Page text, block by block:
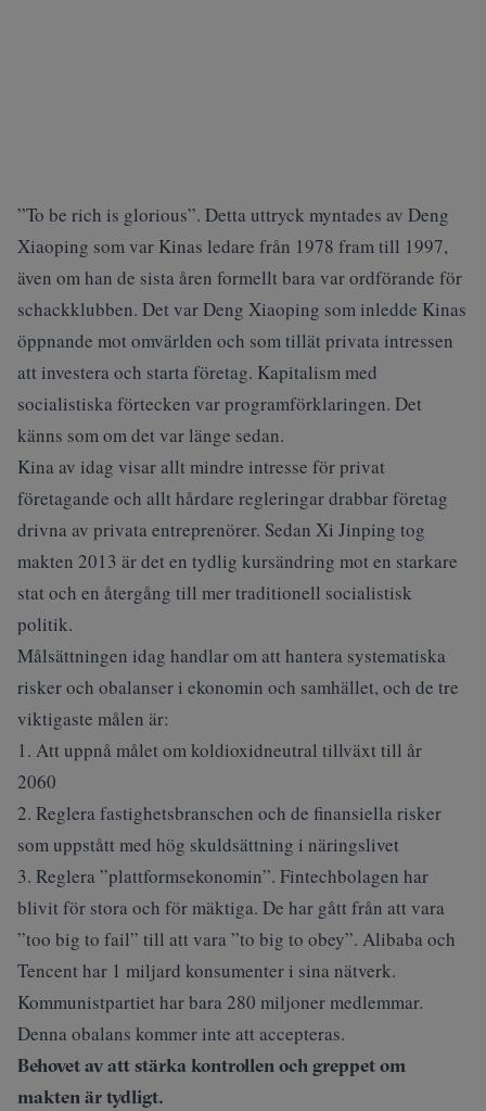
”To be rich is glorious”. Detta uttryck myntades av Deng
Xiaoping som var Kinas ledare från 1978 fram till 1997,
även om han de sista åren formellt bara var ordförande för
schackklubben. Det var Deng Xiaoping som inledde Kinas
öppnande mot omvärlden och som tillät privata intressen
att investera och starta företag. Kapitalism med
socialistiska förtecken var programförklaringen. Det
känns som om det var länge sedan.
Kina av idag visar allt mindre intresse för privat
företagande och allt hårdare regleringar drabbar företag
drivna av privata entreprenörer. Sedan Xi Jinping tog
makten 2013 är det en tydlig kursändring mot en starkare
stat och en återgång till mer traditionell socialistisk
politik.
Målsättningen idag handlar om att hantera systematiska
risker och obalanser i ekonomin och samhället, och de tre
viktigaste målen är:
1. Att uppnå målet om koldioxidneutral tillväxt till år
2060
2. Reglera fastighetsbranschen och de finansiella risker
som uppstått med hög skuldsättning i näringslivet
3. Reglera ”plattformsekonomin”. Fintechbolagen har
blivit för stora och för mäktiga. De har gått från att vara
”too big to fail” till att vara ”to big to obey”. Alibaba och
Tencent har 1 miljard konsumenter i sina nätverk.
Kommunistpartiet har bara 280 miljoner medlemmar.
Denna obalans kommer inte att accepteras.
Behovet av att stärka kontrollen och greppet om
makten är tydligt.